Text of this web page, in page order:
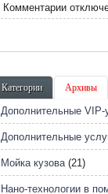
Комментариик
записи
с
концерна
Категории Архивы
Дополнительные VIP-
Дополнительные
Мойка кузова(21)
Нано-технологии в